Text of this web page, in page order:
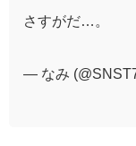
さすがだ…。
— なみ